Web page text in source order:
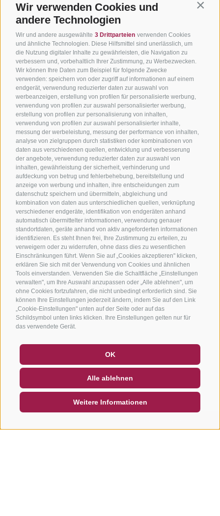
Wir verwenden Cookies und
andere Technologien
Wir und andere ausgewählte 3 Drittparteien verwenden Cookies
und ähnliche Technologien. Diese Hilfsmittel sind unerlässlich, um
die Nutzung digitaler Inhalte zu gewährleisten, die Navigation zu
verbessern und, vorbehaltlich Ihrer Zustimmung, zu Werbezwecken.
Wir können Ihre Daten zum Beispiel für folgende Zwecke
verwenden: speichern von oder zugriff auf informationen auf einem
endgerät, verwendung reduzierter daten zur auswahl von
werbeanzeigen, erstellung von profilen für personalisierte werbung,
verwendung von profilen zur auswahl personalisierter werbung,
erstellung von profilen zur personalisierung von inhalten,
verwendung von profilen zur auswahl personalisierter inhalte,
messung der werbeleistung, messung der performance von inhalten,
analyse von zielgruppen durch statistiken oder kombinationen von
daten aus verschiedenen quellen, entwicklung und verbesserung
der angebote, verwendung reduzierter daten zur auswahl von
inhalten, gewährleistung der sicherheit, verhinderung und
aufdeckung von betrug und fehlerbehebung, bereitstellung und
anzeige von werbung und inhalten, ihre entscheidungen zum
datenschutz speichern und übermitteln, abgleichung und
kombination von daten aus unterschiedlichen quellen, verknüpfung
verschiedener endgeräte, identifikation von endgeräten anhand
automatisch übermittelter informationen, verwendung genauer
standortdaten, geräte anhand von aktiv angeforderten informationen
identifizieren. Es steht Ihnen frei, Ihre Zustimmung zu erteilen, zu
verweigern oder zu widerrufen, ohne dass dies zu wesentlichen
Einschränkungen führt. Wenn Sie auf „Cookies akzeptieren" klicken,
erklären Sie sich mit der Verwendung von Cookies und ähnlichen
Tools einverstanden. Verwenden Sie die Schaltfläche „Einstellungen
verwalten", um Ihre Auswahl anzupassen oder „Alle ablehnen", um
ohne Cookies fortzufahren, die nicht unbedingt erforderlich sind. Sie
können Ihre Einstellungen jederzeit ändern, indem Sie auf den Link
„Cookie-Einstellungen" unten auf der Seite oder auf das
Schildsymbol unten links klicken. Ihre Einstellungen gelten nur für
das verwendete Gerät.
OK
Alle ablehnen
Weitere Informationen
NEWSLETTER
SOCIAL WALL WETTER